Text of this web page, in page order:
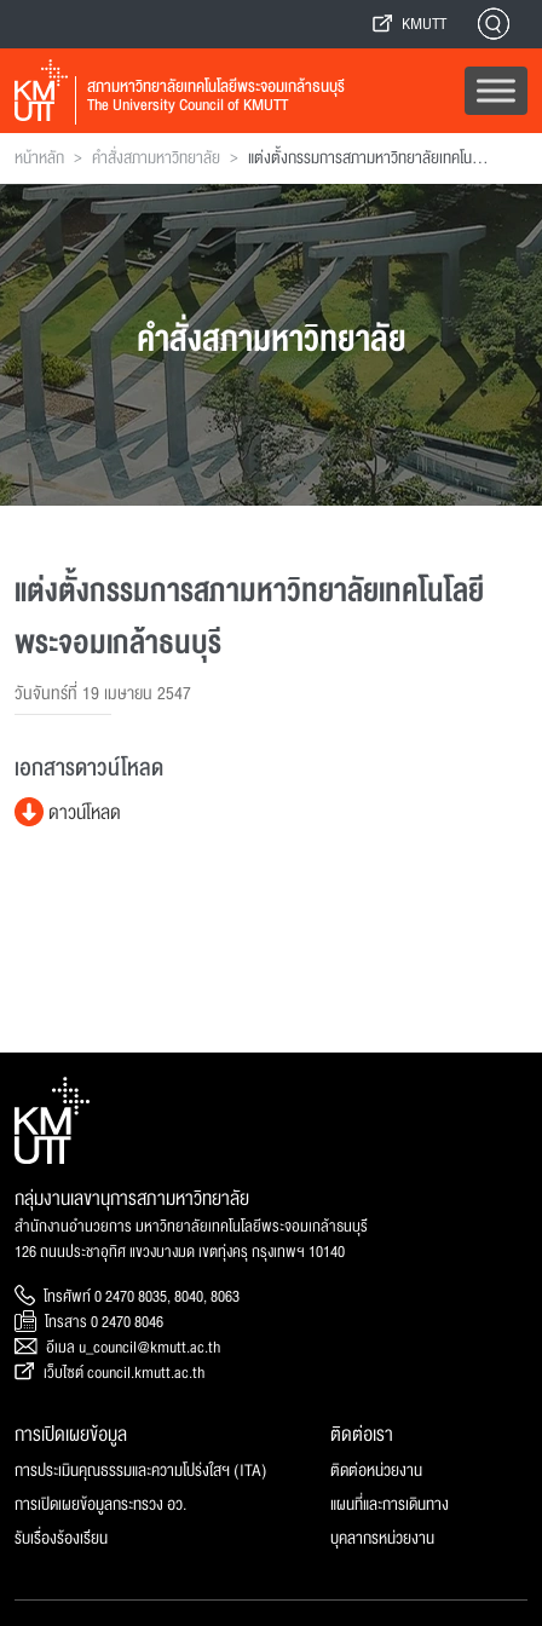
KMUTT
สภามหาวิทยาลัยเทคโนโลยีพระจอมเกล้าธนบุรี
The University Council of KMUTT
หน้าหลัก > คำสั่งสภามหาวิทยาลัย > แต่งตั้งกรรมการสภามหาวิทยาลัยเทคโนโลยีพระจอมเกล้าธนบุรี
คำสั่งสภามหาวิทยาลัย
แต่งตั้งกรรมการสภามหาวิทยาลัยเทคโนโลยี
พระจอมเกล้าธนบุรี
วันจันทร์ที่ 19 เมษายน 2547
เอกสารดาวน์โหลด
ดาวน์โหลด
กลุ่มงานเลขานุการสภามหาวิทยาลัย
สำนักงานอำนวยการ มหาวิทยาลัยเทคโนโลยีพระจอมเกล้าธนบุรี
126 ถนนประชาอุทิศ แขวงบางมด เขตทุ่งครุ กรุงเทพฯ 10140
โทรศัพท์ 0 2470 8035, 8040, 8063
โทรสาร 0 2470 8046
อีเมล u_council@kmutt.ac.th
เว็บไซต์ council.kmutt.ac.th
การเปิดเผยข้อมูล
การประเมินคุณธรรมและความโปร่งใสฯ (ITA)
การเปิดเผยข้อมูลกระทรวง อว.
รับเรื่องร้องเรียน
ติดต่อเรา
ติดต่อหน่วยงาน
แผนที่และการเดินทาง
บุคลากรหน่วยงาน